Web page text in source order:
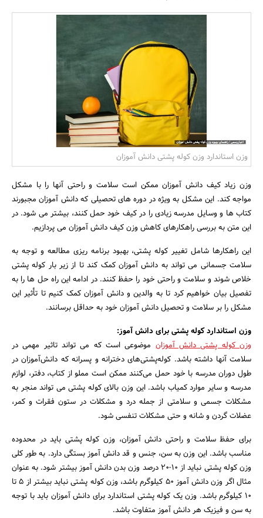
بانک، بیمه و سرمایه
وزن استاندارد وزن کوله پشتی دانش آموزان
وزن زیاد کیف دانش آموزان ممکن است سلامت و راحتی آنها را با مشکل
مواجه کند. این مشکل به ویژه در دوره های تحصیلی که دانش آموزان مجبورند
کتاب ها و وسایل مدرسه زیادی را در کیف خود حمل کنند، بیشتر می شود. در
این متن به بررسی راهکارهای کاهش وزن کیف دانش آموزان می پردازیم.
این راهکارها شامل تغییر کوله پشتی، بهبود برنامه ریزی مطالعه و توجه به
سلامت جسمانی می تواند به دانش آموزان کمک کند تا از زیر بار کوله پشتی
خلاص شوند و سلامت و راحتی خود را حفظ کنند. در ادامه این راه حل ها را به
تفصیل بیان خواهیم کرد تا به والدین و دانش آموزان کمک کنیم تا تأثیر این
مشکل را بر سلامت و تحصیل دانش آموزان خود به حداقل برسانند.
وزن استاندارد کوله پشتی برای دانش آموز:
وزن کوله پشتی دانش آموزانموضوعی است که می تواند تاثیر مهمی در
سلامت آنها داشته باشد. کوله‌پشتی‌های دخترانه و پسرانه که دانش‌آموزان در
طول دوران مدرسه با خود حمل می‌کنند ممکن است مملو از کتاب، دفتر، لوازم
مدرسه و سایر موارد کمیاب باشد. این وزن بالای کوله پشتی می تواند منجر به
مشکلات جسمی و سلامتی از جمله درد و مشکلات در ستون فقرات و کمر،
عضلات گردن و شانه و حتی مشکلات تنفسی شود.
برای حفظ سلامت و راحتی دانش آموزان، وزن کوله پشتی باید در محدوده
مناسب باشد. این وزن به سن، جنس و قد دانش آموز بستگی دارد. به طور کلی
وزن کوله پشتی نباید از 10-20 درصد وزن بدن دانش آموز بیشتر شود. به عنوان
مثال اگر وزن دانش آموز 50 کیلوگرم باشد، وزن کوله پشتی نباید بیشتر از 5 تا
10 کیلوگرم باشد. وزن یک کوله پشتی استاندارد برای دانش آموزان باید با توجه
به سن و فیزیک هر دانش آموز متفاوت باشد.